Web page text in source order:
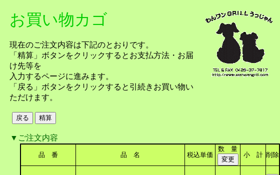
お買い物カゴ
現在のご注文内容は下記のとおりです。
「精算」ボタンをクリックするとお支払方法・お届
け先等を
入力するページに進みます。
「戻る」ボタンをクリックすると引続きお買い物い
ただけます。
▼ご注文内容
品 番 品 名 税込単価
数 量
小 計 削除